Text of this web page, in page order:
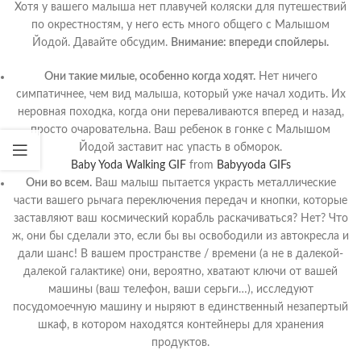
Хотя у вашего малыша нет плавучей коляски для путешествий
по окрестностям, у него есть много общего с Малышом
Йодой. Давайте обсудим. Внимание: впереди спойлеры.
Они такие милые, особенно когда ходят.Нет ничего
симпатичнее, чем вид малыша, который уже начал ходить. Их
неровная походка, когда они переваливаются вперед и назад,
просто очаровательна. Ваш ребенок в гонке с Малышом
Йодой заставит нас упасть в обморок.
Baby Yoda Walking GIF from Babyyoda GIFs
Они во всем.Ваш малыш пытается украсть металлические
части вашего рычага переключения передач и кнопки, которые
заставляют ваш космический корабль раскачиваться? Нет? Что
ж, они бы сделали это, если бы вы освободили из автокресла и
дали шанс! В вашем пространстве / времени (а не в далекой-
далекой галактике) они, вероятно, хватают ключи от вашей
машины (ваш телефон, ваши серьги…), исследуют
посудомоечную машину и ныряют в единственный незапертый
шкаф, в котором находятся контейнеры для хранения
продуктов.